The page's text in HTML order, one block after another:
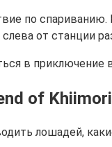
по
от станции
в приключение
of